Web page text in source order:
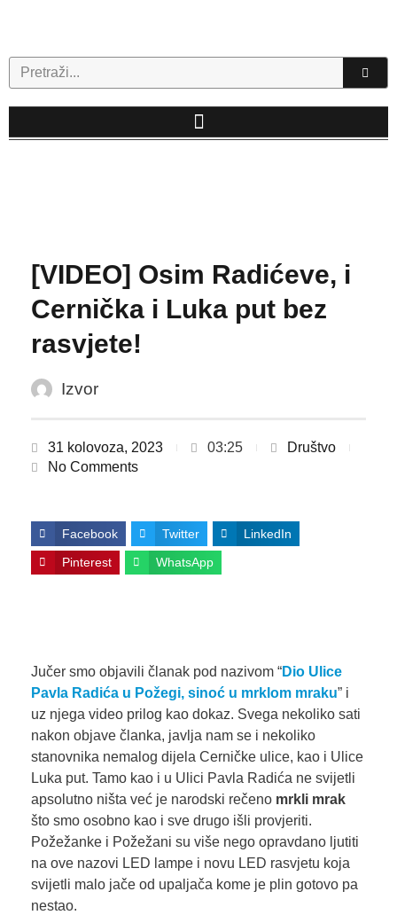
Search
[VIDEO] Osim Radićeve, i
Cernička i Luka put bez
rasvjete!
Izvor
31 kolovoza, 2023 03:25
Društvo
No Comments
Facebook Twitter LinkedIn
Pinterest WhatsApp
Jučer smo objavili članak pod nazivom “Dio Ulice
Pavla Radića u Požegi, sinoć u mrklom mraku” i
uz njega video prilog kao dokaz. Svega nekoliko sati
nakon objave članka, javlja nam se i nekoliko
stanovnika nemalog dijela Cerničke ulice, kao i Ulice
Luka put. Tamo kao i u Ulici Pavla Radića ne svijetli
apsolutno ništa već je narodski rečeno mrkli mrak
što smo osobno kao i sve drugo išli provjeriti.
Požežanke i Požežani su više nego opravdano ljutiti
na ove nazovi LED lampe i novu LED rasvjetu koja
svijetli malo jače od upaljača kome je plin gotovo pa
nestao.